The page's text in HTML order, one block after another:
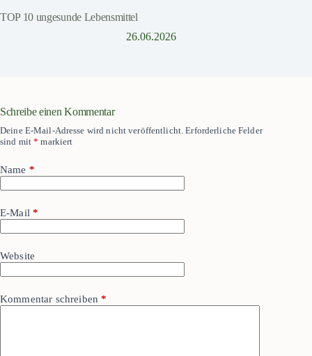
TOP 10 ungesunde Lebensmittel
26.06.2026
Schreibe einen Kommentar
Deine E-Mail-Adresse wird nicht veröffentlicht. Erforderliche Felder
sind mit* markiert
Name *
E-Mail*
Website
Kommentar schreiben *